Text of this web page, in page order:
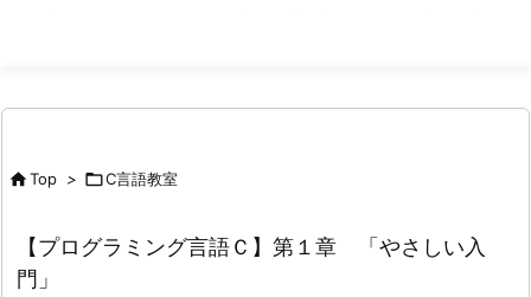
Top > C言語教室
【プログラミング言語Ｃ】第１章 「やさしい入
門」